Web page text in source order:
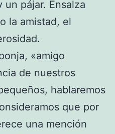
pájar. Ensalza
la amistad, el
«amigo
de nuestros
hablaremos
que por
una mención